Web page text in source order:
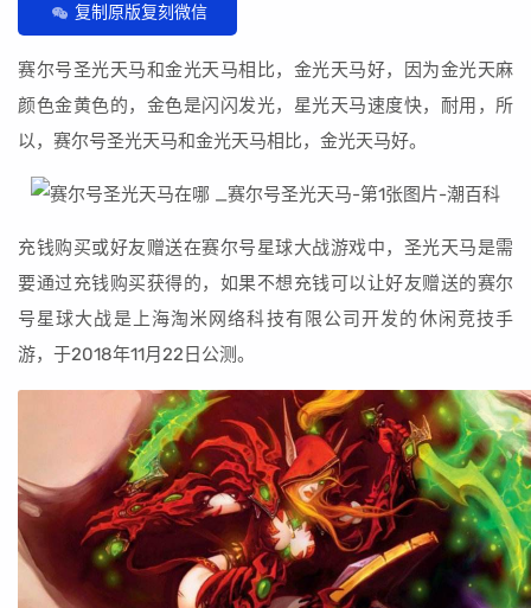
复制原版复刻微信
赛尔号圣光天马和金光天马相比，金光天马好，因为金光天麻
颜色金黄色的，金色是闪闪发光，星光天马速度快，耐用，所
以，赛尔号圣光天马和金光天马相比，金光天马好。
充钱购买或好友赠送在赛尔号星球大战游戏中，圣光天马是需
要通过充钱购买获得的，如果不想充钱可以让好友赠送的赛尔
号星球大战是上海淘米网络科技有限公司开发的休闲竞技手
游，于2018年11月22日公测。